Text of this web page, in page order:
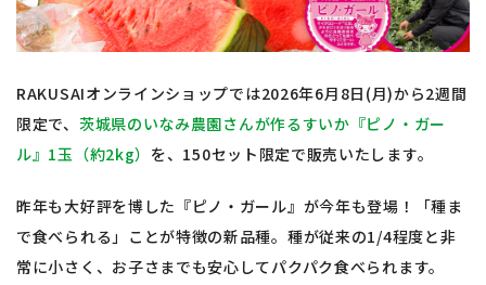
RAKUSAIオンラインショップでは2026年6月8日(月)から2週間
限定で、 茨城県のいなみ農園さんが作るすいか『ピノ・ガー
ル』1玉（約2kg） を、150セット限定で販売いたします。
昨年も大好評を博した『ピノ・ガール』が今年も登場！「種ま
で食べられる」ことが特徴の新品種。種が従来の1/4程度と非
常に小さく、お子さまでも安心してパクパク食べられます。